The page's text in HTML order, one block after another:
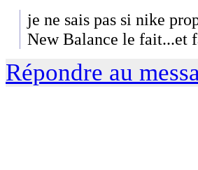
je ne sais pas si nike
New Balance le fait...et
Répondre au